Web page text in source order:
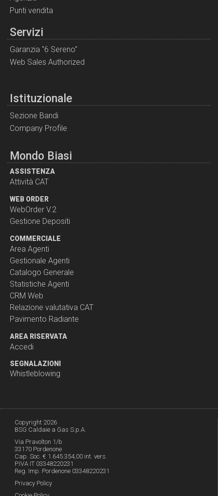
Punti vendita
Servizi
Garanzia "6 Sereno"
Web Sales Authorized
Istituzionale
Sezione Bandi
Company Profile
Mondo Biasi
ASSISTENZA
Attività CAT
WEB ORDER
WebOrder V.2
Gestione Depositi
COMMERCIALE
Area Agenti
Gestionale Agenti
Catalogo Generale
Statistiche Agenti
CRM Web
Relazione valutativa CAT
Pavimento Radiante
AREA RISERVATA
Accedi
SEGNALAZIONI
Whistleblowing
Copyright 2026
BSG Caldaie a Gas S.p.A.
Via Pravolton 1/b
33170 Pordenone
Cap. Soc. € 1.645.354,00 int. vers.
P.IVA IT 03348220231
Reg. Imp. Pordenone 03348220231
Privacy Policy